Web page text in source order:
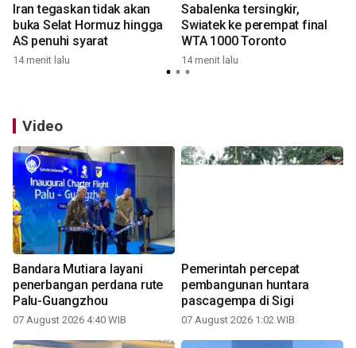
Iran tegaskan tidak akan
buka Selat Hormuz hingga
AS penuhi syarat
14 menit lalu
Sabalenka tersingkir,
Swiatek ke perempat final
WTA 1000 Toronto
14 menit lalu
Video
Bandara Mutiara layani
penerbangan perdana rute
Palu-Guangzhou
07 August 2026 4:40 WIB
Pemerintah percepat
pembangunan huntara
pascagempa di Sigi
07 August 2026 1:02 WIB